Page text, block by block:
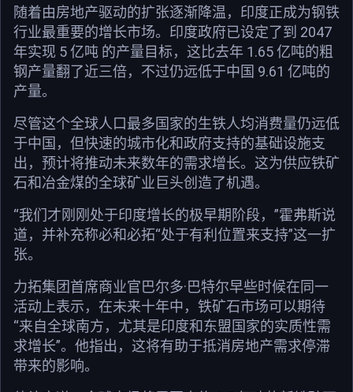
随着由房地产驱动的扩张逐渐降温，印度正成为钢铁
行业最重要的增长市场。印度政府已设定了到 2047
年实现 5 亿吨 的产量目标，这比去年 1.65 亿吨的粗
钢产量翻了近三倍，不过仍远低于中国 9.61 亿吨的
产量。
尽管这个全球人口最多国家的生铁人均消费量仍远低
于中国，但快速的城市化和政府支持的基础设施支
出，预计将推动未来数年的需求增长。这为供应铁矿
石和冶金煤的全球矿业巨头创造了机遇。
“我们才刚刚处于印度增长的极早期阶段，”霍弗斯说
道，并补充称必和必拓“处于有利位置来支持”这一扩
张。
力拓集团首席商业官巴尔多·巴特尔早些时候在同一
活动上表示，在未来十年中，铁矿石市场可以期待
“来自全球南方，尤其是印度和东盟国家的实质性需
求增长”。他指出，这将有助于抵消房地产需求停滞
带来的影响。